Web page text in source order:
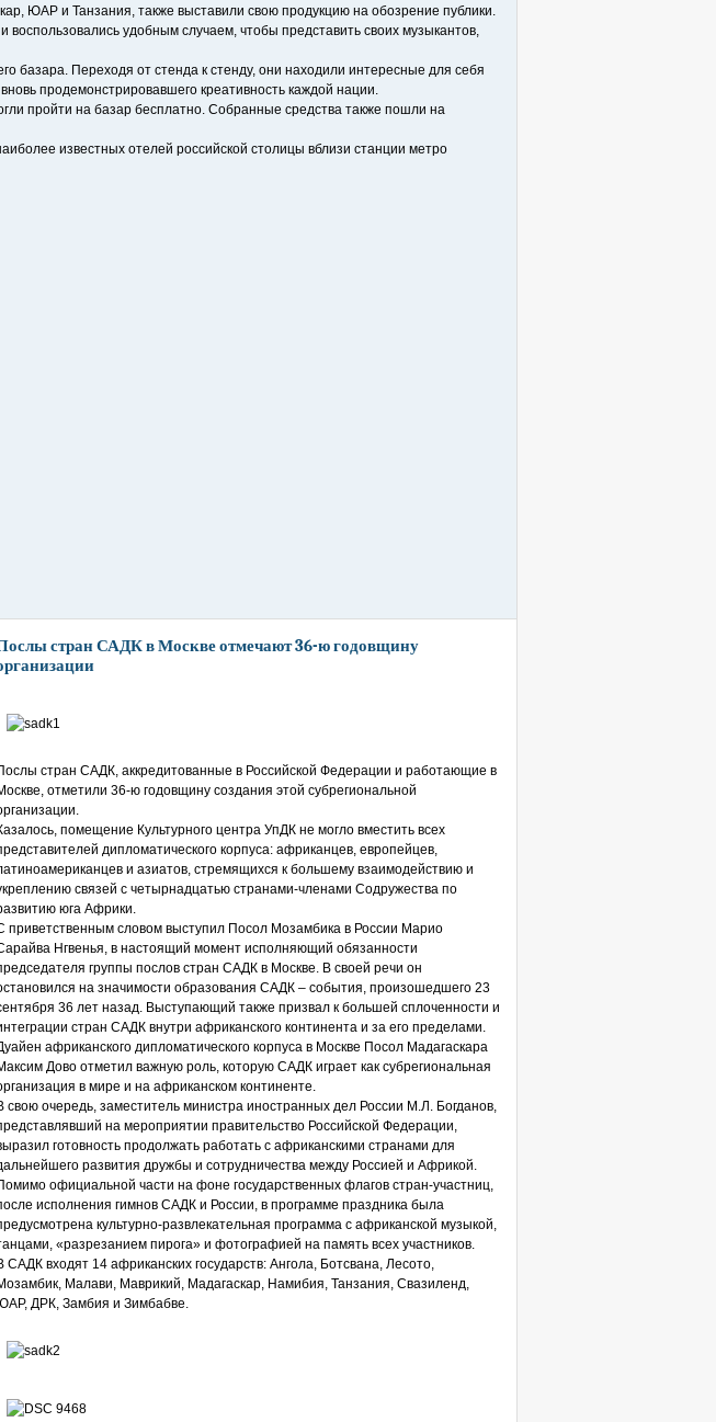
ЮАР и Танзания, также выставили свою продукцию на обозрение публики.
воспользовались удобным случаем, чтобы представить своих музыкантов,
базара. Переходя от стенда к стенду, они находили интересные для себя
продемонстрировавшего креативность каждой нации.
пройти на базар бесплатно. Собранные средства также пошли на
известных отелей российской столицы вблизи станции метро
стран САДК в Москве отмечают 36-ю годовщину
стран САДК, аккредитованные в Российской Федерации и работающие в
отметили 36-ю годовщину создания этой субрегиональной
помещение Культурного центра УпДК не могло вместить всех
дипломатического корпуса: африканцев, европейцев,
и азиатов, стремящихся к большему взаимодействию и
связей с четырнадцатью странами-членами Содружества по
юга Африки.
приветственным словом выступил Посол Мозамбика в России Марио
Нгвенья, в настоящий момент исполняющий обязанности
группы послов стран САДК в Москве. В своей речи он
на значимости образования САДК – события, произошедшего 23
36 лет назад. Выступающий также призвал к большей сплоченности и
стран САДК внутри африканского континента и за его пределами.
африканского дипломатического корпуса в Москве Посол Мадагаскара
Дово отметил важную роль, которую САДК играет как субрегиональная
в мире и на африканском континенте.
свою очередь, заместитель министра иностранных дел России М.Л. Богданов,
на мероприятии правительство Российской Федерации,
готовность продолжать работать с африканскими странами для
развития дружбы и сотрудничества между Россией и Африкой.
официальной части на фоне государственных флагов стран-участниц,
исполнения гимнов САДК и России, в программе праздника была
культурно-развлекательная программа с африканской музыкой,
«разрезанием пирога» и фотографией на память всех участников.
САДК входят 14 африканских государств: Ангола, Ботсвана, Лесото,
Малави, Маврикий, Мадагаскар, Намибия, Танзания, Свазиленд,
ДРК, Замбия и Зимбабве.